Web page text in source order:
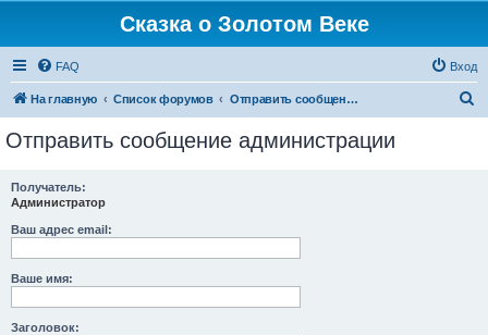
Сказка о Золотом Веке
FAQ Вход
На главную Список форумов Отправить сообщение администрации
Отправить сообщение администрации
Получатель:
Администратор
Ваш адрес email:
Ваше имя:
Заголовок: